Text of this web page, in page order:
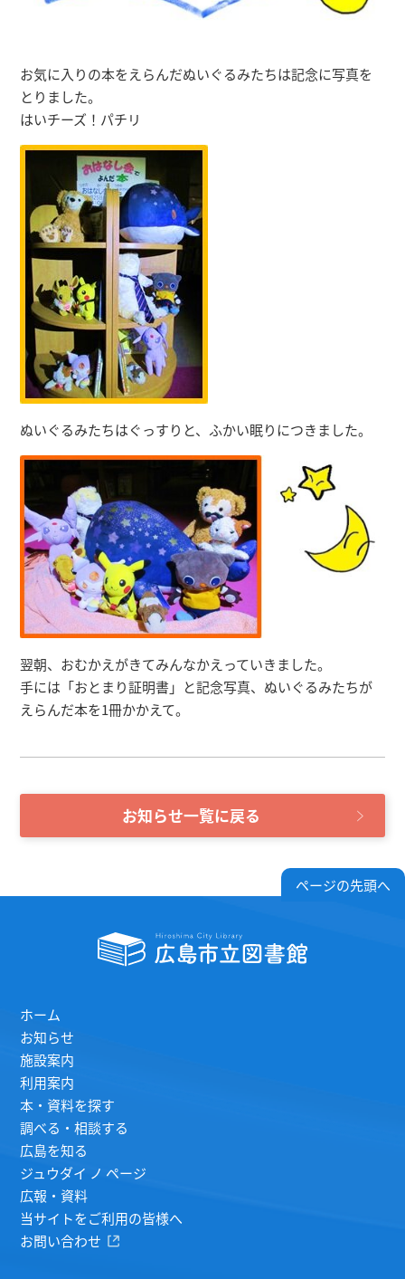
お気に入りの本をえらんだぬいぐるみたちは記念に写真を
とりました。
はいチーズ！パチリ
ぬいぐるみたちはぐっすりと、ふかい眠りにつきました。
翌朝、おむかえがきてみんなかえっていきました。
手には「おとまり証明書」と記念写真、ぬいぐるみたちが
えらんだ本を1冊かかえて。
お知らせ一覧に戻る
ページの先頭へ
ホーム
お知らせ
施設案内
利用案内
本・資料を探す
調べる・相談する
広島を知る
ジュウダイ ノ ページ
広報・資料
当サイトをご利用の皆様へ
お問い合わせ